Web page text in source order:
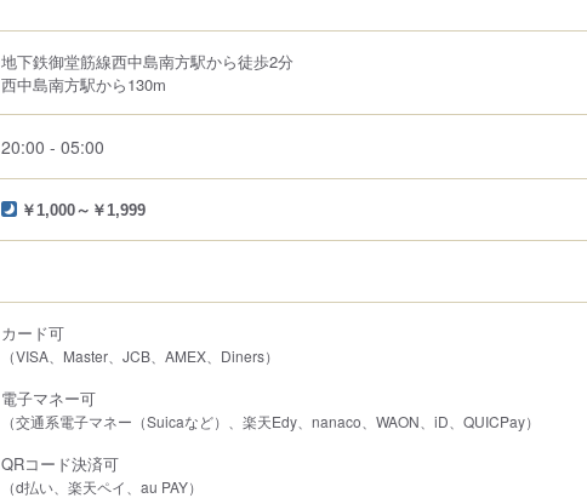
地下鉄御堂筋線西中島南方駅から徒歩2分
西中島南方駅から130m
20:00 - 05:00
￥1,000～￥1,999
カード可
（VISA、Master、JCB、AMEX、Diners）
電子マネー可
（交通系電子マネー（Suicaなど）、楽天Edy、nanaco、WAON、iD、QUICPay）
QRコード決済可
（d払い、楽天ペイ、au PAY）